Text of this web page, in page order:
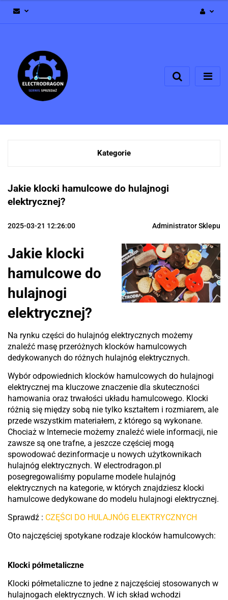
Zgody cookies
Kategorie
Jakie klocki hamulcowe do hulajnogi
elektrycznej?
2025-03-21 12:26:00 Administrator Sklepu
Jakie klocki
hamulcowe do
hulajnogi
elektrycznej?
Na rynku części do hulajnóg elektrycznych możemy
znaleźć masę przeróżnych klocków hamulcowych
dedykowanych do różnych hulajnóg elektrycznych.
Wybór odpowiednich klocków hamulcowych do hulajnogi
elektrycznej ma kluczowe znaczenie dla skuteczności
hamowania oraz trwałości układu hamulcowego. Klocki
różnią się między sobą nie tylko kształtem i rozmiarem, ale
przede wszystkim materiałem, z którego są wykonane.
Chociaż w Internecie możemy znaleźć wiele informacji, nie
zawsze są one trafne, a jeszcze częściej mogą
spowodować dezinformacje u nowych użytkownikach
hulajnóg elektrycznych. W electrodragon.pl
posegregowaliśmy popularne modele hulajnóg
elektrycznych na kategorie, w których znajdziesz klocki
hamulcowe dedykowane do modelu hulajnogi elektrycznej.
Sprawdź : CZĘŚCI DO HULAJNÓG ELEKTRYCZNYCH
Oto najczęściej spotykane rodzaje klocków hamulcowych:
Klocki półmetaliczne
Klocki półmetaliczne to jedne z najczęściej stosowanych w
hulajnogach elektrycznych. W ich skład wchodzi